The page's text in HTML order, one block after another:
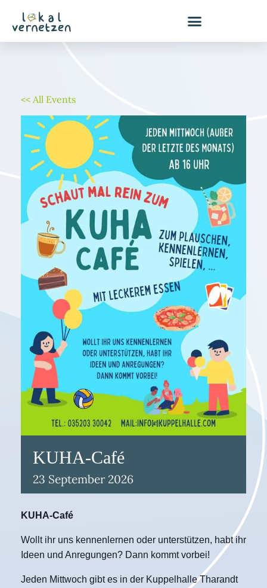
Inhalt
springen
<< All Events
KUHA-Café
23 September 2026
KUHA-Café
Wollt ihr uns kennenlernen oder unterstützen, habt ihr
Ideen und Anregungen? Dann kommt vorbei!
Jeden Mittwoch gibt es in der Kuppelhalle Tharandt